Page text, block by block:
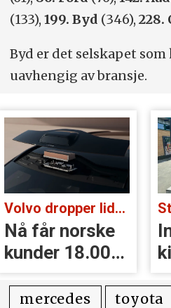
(133), 199. Byd (346), 228.
Byd er det selskapet
uavhengig av bransje.
Volvo dropper lidar for godt:
Nå får norske
kunder 18.000
kr i erstatning
mercedes toyota